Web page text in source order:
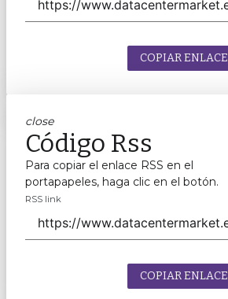
COPIAR ENLACE
close
Código Rss
Para copiar el enlace RSS en el
portapapeles, haga clic en el botón.
RSS link
COPIAR ENLACE